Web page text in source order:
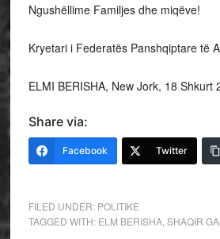
Ngushëllime Familjes dhe miqëve!
Kryetari i Federatës Panshqiptare të
ELMI BERISHA, New Jork, 18 Shkurt
Share via:
Facebook Twitter
FILED UNDER: POLITIKE
TAGGED WITH: ELM BERISHA, SHAQIR